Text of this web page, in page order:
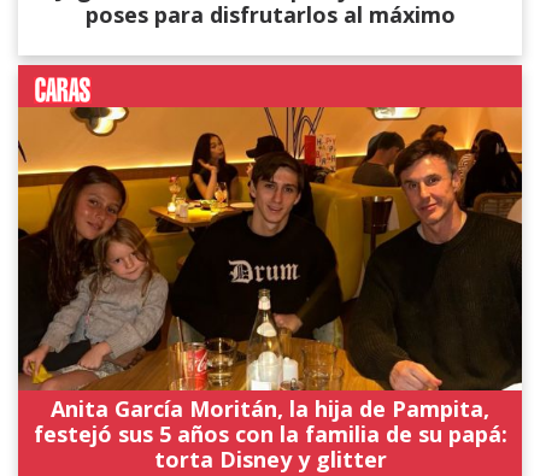
poses para disfrutarlos al máximo
Anita García Moritán, la hija de Pampita,
festejó sus 5 años con la familia de su papá:
torta Disney y glitter